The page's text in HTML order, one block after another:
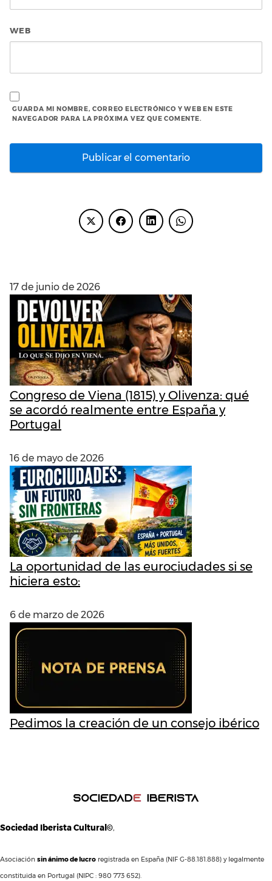
WEB
GUARDA MI NOMBRE, CORREO ELECTRÓNICO Y WEB EN ESTE
NAVEGADOR PARA LA PRÓXIMA VEZ QUE COMENTE.
17 de junio de 2026
Congreso de Viena (1815) y Olivenza: qué
se acordó realmente entre España y
Portugal
16 de mayo de 2026
La oportunidad de las eurociudades si se
hiciera esto:
6 de marzo de 2026
Pedimos la creación de un consejo ibérico
Sociedad Iberista Cultural©,
Asociación sin ánimo de lucro registrada en España (NIF G-88.181.888) y legalmente
constituida en Portugal (NIPC : 980 773 652).